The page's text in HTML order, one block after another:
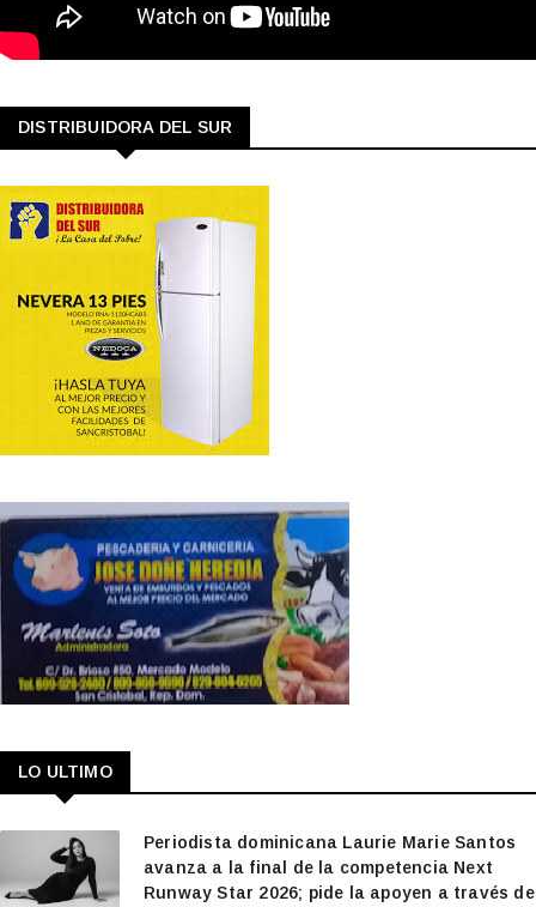
DISTRIBUIDORA DEL SUR
LO ULTIMO
Periodista dominicana Laurie Marie Santos
avanza a la final de la competencia Next
Runway Star 2026; pide la apoyen a través de